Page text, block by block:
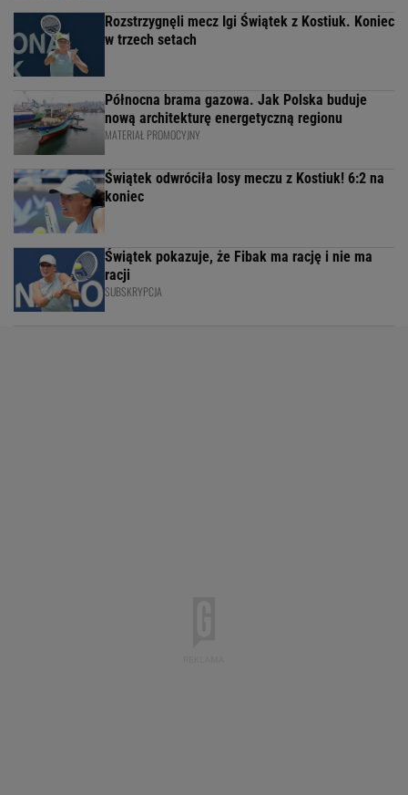
Rozstrzygnęli mecz Igi Świątek z Kostiuk. Koniec
w trzech setach
Północna brama gazowa. Jak Polska buduje
nową architekturę energetyczną regionu
MATERIAŁ PROMOCYJNY
Świątek odwróciła losy meczu z Kostiuk! 6:2 na
koniec
Świątek pokazuje, że Fibak ma rację i nie ma
racji
SUBSKRYPCJA